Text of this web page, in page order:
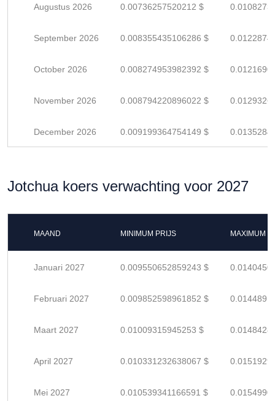
Augustus 2026 0.00736257520212 $
September 2026 0.008355435106286 $
October 2026 0.008274953982392 $
November 2026 0.008794220896022 $
December 2026 0.009199364754149 $
Jotchua koers verwachting voor 2027
MAAND MINIMUM PRIJS MAXIMUM
Januari 2027 0.009550652859243 $
Februari 2027 0.009852598961852 $
Maart 2027 0.01009315945253 $
April 2027 0.010331232638067 $
Mei 2027 0.010539341166591 $